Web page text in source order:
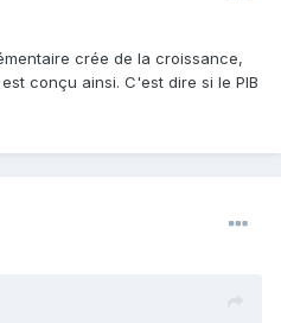
crée de la croissance,
conçu ainsi. C'est dire si le PIB